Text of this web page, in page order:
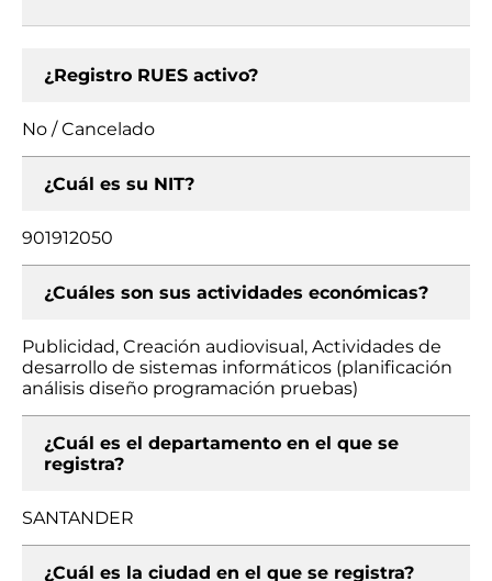
¿Registro RUES activo?
No / Cancelado
¿Cuál es su NIT?
901912050
¿Cuáles son sus actividades económicas?
Publicidad, Creación audiovisual, Actividades de
desarrollo de sistemas informáticos (planificación
análisis diseño programación pruebas)
¿Cuál es el departamento en el que se
registra?
SANTANDER
¿Cuál es la ciudad en el que se registra?